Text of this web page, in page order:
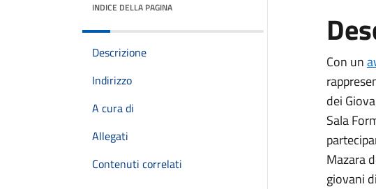
INDICE DELLA PAGINA
Descrizione
Indirizzo
A cura di
Allegati
Contenuti correlati
Con un
dei
Sala
Mazara
giovani